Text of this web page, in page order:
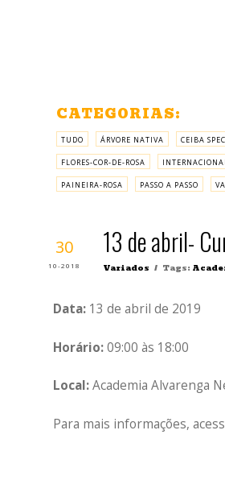
CATEGORIAS:
TUDO ÁRVORE NATIVA CEIBA
FLORES-COR-DE-ROSA
PAINEIRA-ROSA PASSO A PASSO
30
10-2018
13 de abril-
Variados / Tags:
Data:13 de abril de 2019
Horário:09:00 às 18:00
Local:Academia Alvarenga
Para mais informações,